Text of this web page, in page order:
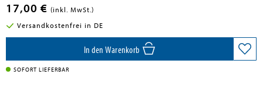
17,00 € (inkl. MwSt.)
Versandkostenfrei in DE
In den Warenkorb
SOFORT LIEFERBAR